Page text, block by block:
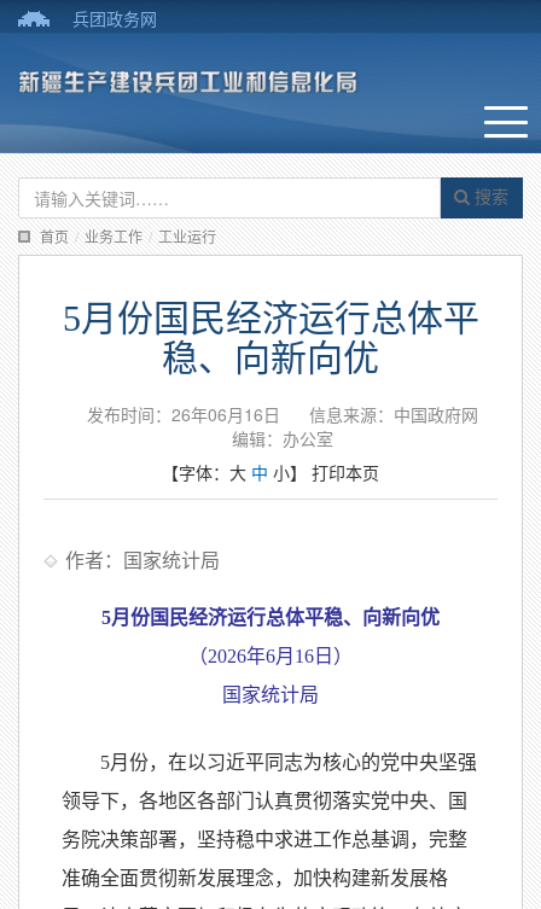
兵团政务网
搜索
首页 / 业务工作 / 工业运行
5月份国民经济运行总体平
稳、向新向优
发布时间：26年06月16日
信息来源：中国政府网
编辑：办公室
【字体： 大 中 小】 打印本页
作者：国家统计局
5月份国民经济运行总体平稳、向新向优
（2026年6月16日）
国家统计局
5月份，在以习近平同志为核心的党中央坚强
领导下，各地区各部门认真贯彻落实党中央、国
务院决策部署，坚持稳中求进工作总基调，完整
准确全面贯彻新发展理念，加快构建新发展格